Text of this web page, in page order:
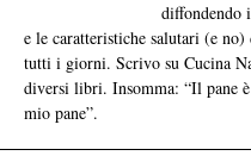
diffondendo
e le caratteristiche salutari (e
tutti i giorni. Scrivo su Cucina
diversi libri. Insomma: “Il pane
mio pane”.